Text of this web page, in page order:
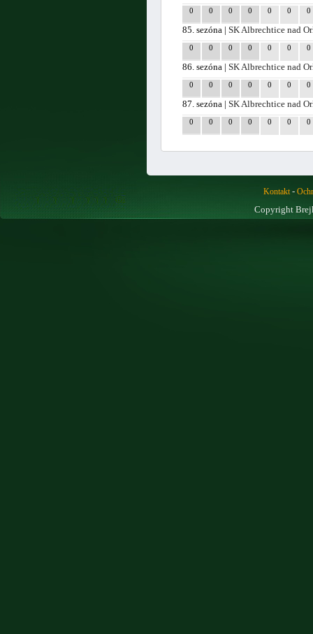
0 0 0 0 0 0 0
85. sezóna |SK Albrechtice nad
0 0 0 0 0 0 0
86. sezóna |SK Albrechtice nad
0 0 0 0 0 0 0
87. sezóna |SK Albrechtice nad
0 0 0 0 0 0 0
Kontakt-
Copyright